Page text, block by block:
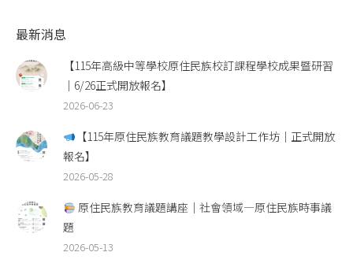
最新消息
【115年高級中等學校原住民族校訂課程學校成果暨研習
｜6/26正式開放報名】
2026-06-23
【115年原住民族教育議題教學設計工作坊｜正式開放
報名】
2026-05-28
原住民族教育議題講座｜社會領域—原住民族時事議
題
2026-05-13